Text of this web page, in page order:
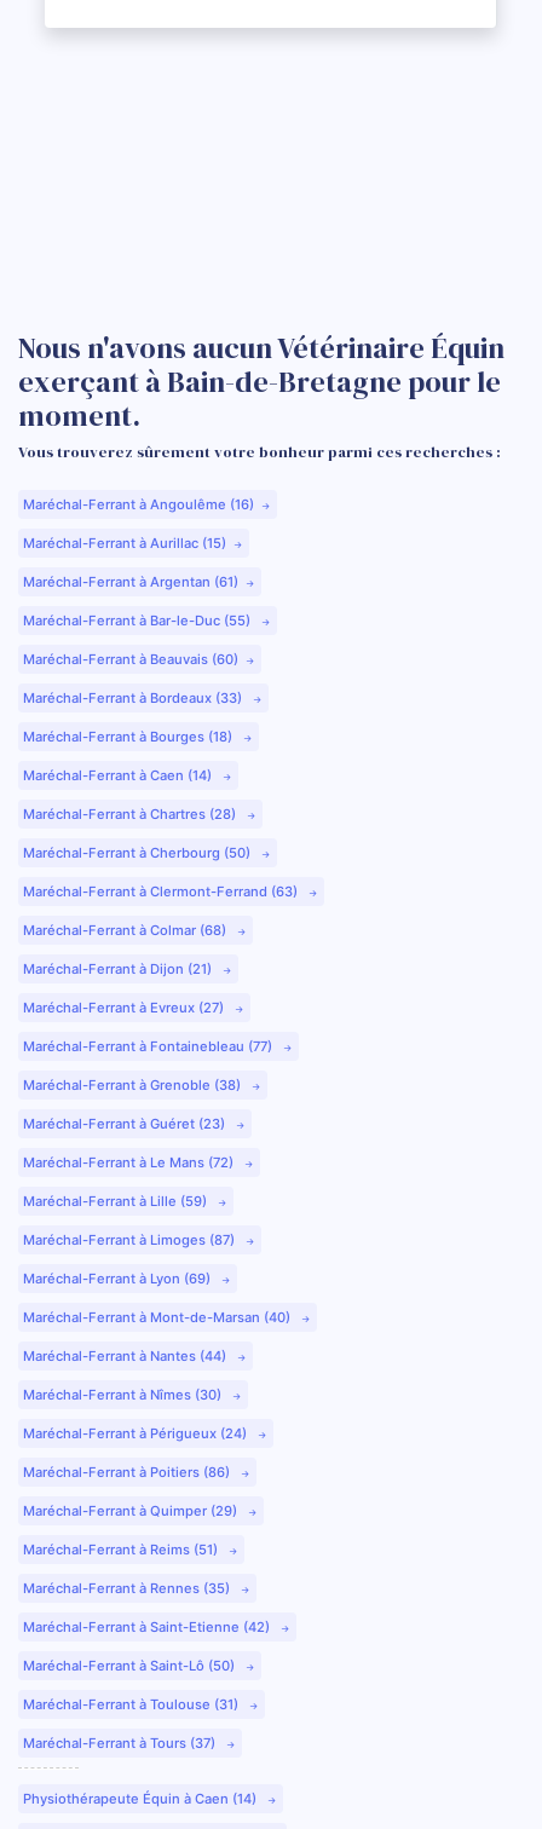
Nous n'avons aucun Vétérinaire Équin
exerçant à Bain-de-Bretagne pour le
moment.
Vous trouverez sûrement votre bonheur parmi ces recherches :
Maréchal-Ferrant à Angoulême (16)
Maréchal-Ferrant à Aurillac (15)
Maréchal-Ferrant à Argentan (61)
Maréchal-Ferrant à Bar-le-Duc (55)
Maréchal-Ferrant à Beauvais (60)
Maréchal-Ferrant à Bordeaux (33)
Maréchal-Ferrant à Bourges (18)
Maréchal-Ferrant à Caen (14)
Maréchal-Ferrant à Chartres (28)
Maréchal-Ferrant à Cherbourg (50)
Maréchal-Ferrant à Clermont-Ferrand (63)
Maréchal-Ferrant à Colmar (68)
Maréchal-Ferrant à Dijon (21)
Maréchal-Ferrant à Evreux (27)
Maréchal-Ferrant à Fontainebleau (77)
Maréchal-Ferrant à Grenoble (38)
Maréchal-Ferrant à Guéret (23)
Maréchal-Ferrant à Le Mans (72)
Maréchal-Ferrant à Lille (59)
Maréchal-Ferrant à Limoges (87)
Maréchal-Ferrant à Lyon (69)
Maréchal-Ferrant à Mont-de-Marsan (40)
Maréchal-Ferrant à Nantes (44)
Maréchal-Ferrant à Nîmes (30)
Maréchal-Ferrant à Périgueux (24)
Maréchal-Ferrant à Poitiers (86)
Maréchal-Ferrant à Quimper (29)
Maréchal-Ferrant à Reims (51)
Maréchal-Ferrant à Rennes (35)
Maréchal-Ferrant à Saint-Etienne (42)
Maréchal-Ferrant à Saint-Lô (50)
Maréchal-Ferrant à Toulouse (31)
Maréchal-Ferrant à Tours (37)
Physiothérapeute Équin à Caen (14)